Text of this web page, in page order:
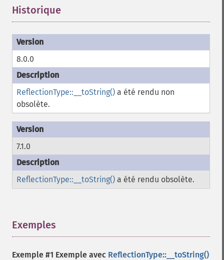
Historique
8.0.0
ReflectionType::__toString() a été rendu non
obsolète.
7.1.0
ReflectionType::__toString() a été rendu obsolète.
Exemples
Exemple #1 Exemple avec ReflectionType::__toString()